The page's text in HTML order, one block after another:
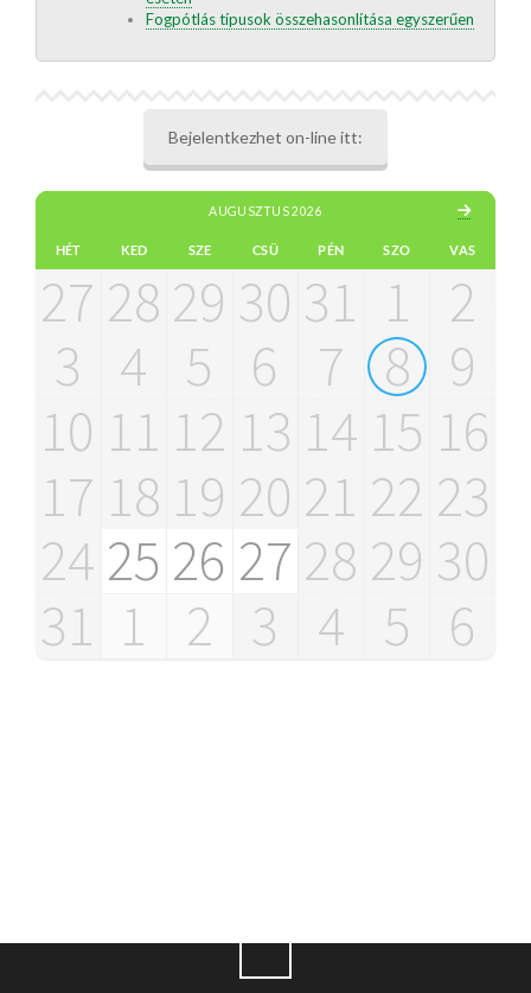
Fogpótlás típusok összehasonlítása egyszerűen
Bejelentkezhet on-line itt:
AUGUSZTUS 2026
HÉT KED SZE CSÜ PÉN SZO VAS
27 28 29 30 31 1
2
3 4 5 6 7 8 9
10 11 12 13 14 15 16
17 18 19 20 21 22 23
24 25 26 27 28 29 30
31 1 2 3 4 5 6